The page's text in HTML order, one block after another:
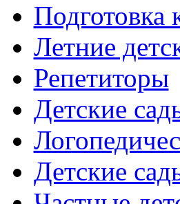
Подготовка
Летние
Репетиторы
Детские
Детские